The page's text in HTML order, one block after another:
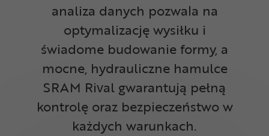
analiza danych pozwala na
optymalizację wysiłku i
świadome budowanie formy, a
mocne, hydrauliczne hamulce
SRAM Rival gwarantują pełną
kontrolę oraz bezpieczeństwo w
każdych warunkach.